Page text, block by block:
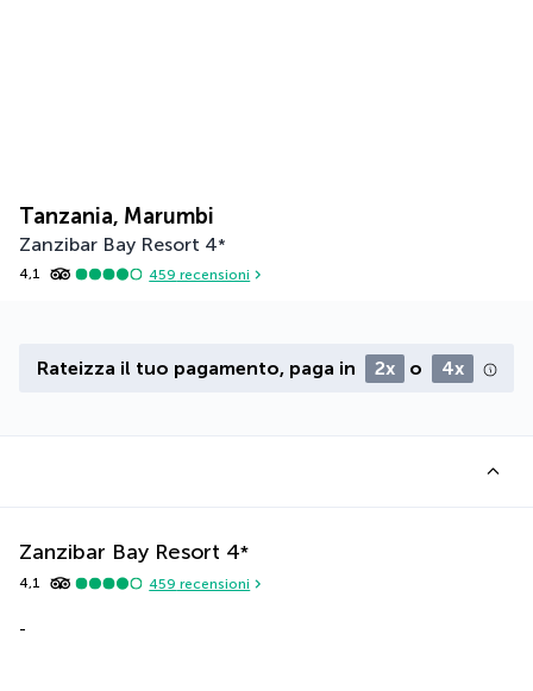
Tanzania, Marumbi
Zanzibar Bay Resort 4*
4,1 459 recensioni
Rateizza il tuo pagamento, paga in 2x o 4x
Zanzibar Bay Resort 4*
4,1 459 recensioni
-